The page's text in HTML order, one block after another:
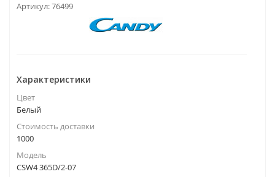
Артикул:76499
Характеристики
Цвет
Белый
Стоимость доставки
1000
Модель
CSW4 365D/2-07